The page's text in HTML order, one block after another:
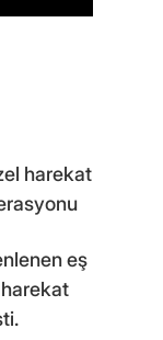
harekat
eş